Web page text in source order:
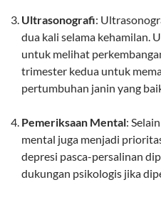
Ultrasonografi:
dua kali selama kehamilan.
untuk melihat
trimester kedua untuk
pertumbuhan janin yang
Pemeriksaan Mental:
mental juga menjadi
depresi pasca-persalinan
dukungan psikologis jika